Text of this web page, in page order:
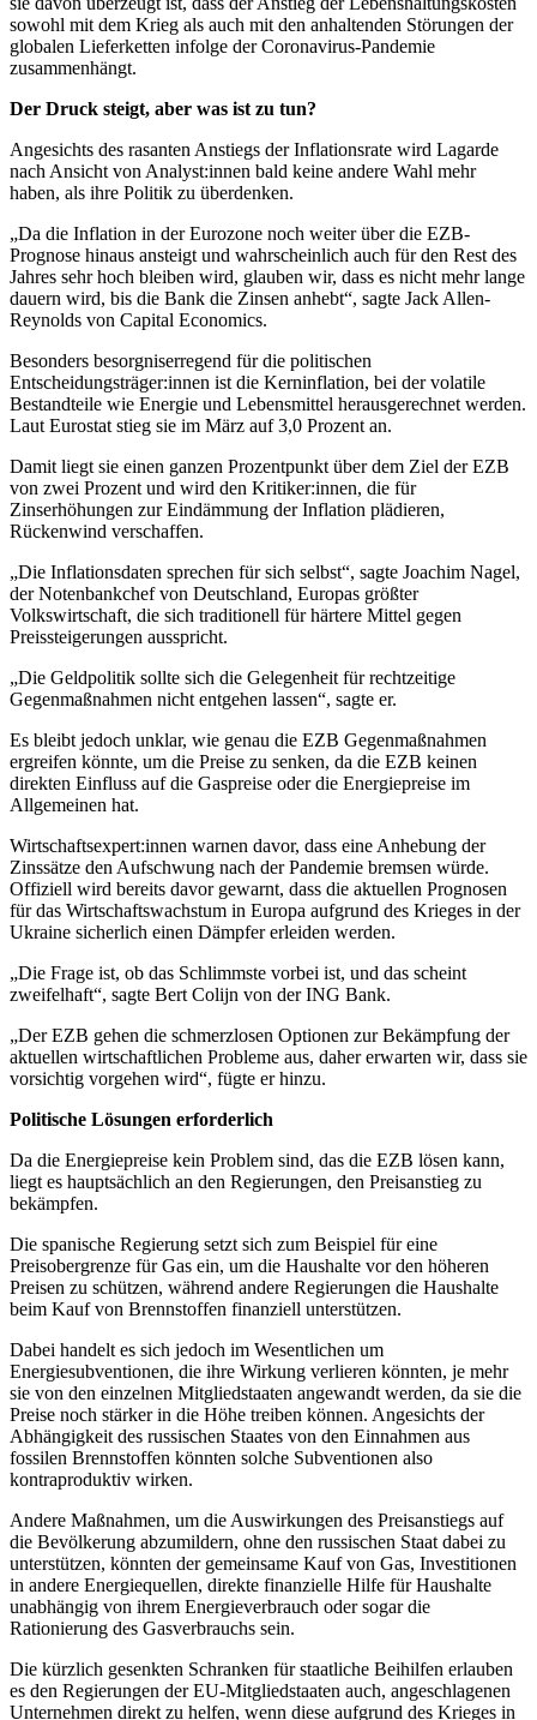
sowohl mit dem Krieg als auch mit den anhaltenden Störungen der
globalen Lieferketten infolge der Coronavirus-Pandemie
zusammenhängt.
Der Druck steigt, aber was ist zu tun?
Angesichts des rasanten Anstiegs der Inflationsrate wird Lagarde
nach Ansicht von Analyst:innen bald keine andere Wahl mehr
haben, als ihre Politik zu überdenken.
„Da die Inflation in der Eurozone noch weiter über die EZB-
Prognose hinaus ansteigt und wahrscheinlich auch für den Rest des
Jahres sehr hoch bleiben wird, glauben wir, dass es nicht mehr lange
dauern wird, bis die Bank die Zinsen anhebt“, sagte Jack Allen-
Reynolds von Capital Economics.
Besonders besorgniserregend für die politischen
Entscheidungsträger:innen ist die Kerninflation, bei der volatile
Bestandteile wie Energie und Lebensmittel herausgerechnet werden.
Laut Eurostat stieg sie im März auf 3,0 Prozent an.
Damit liegt sie einen ganzen Prozentpunkt über dem Ziel der EZB
von zwei Prozent und wird den Kritiker:innen, die für
Zinserhöhungen zur Eindämmung der Inflation plädieren,
Rückenwind verschaffen.
„Die Inflationsdaten sprechen für sich selbst“, sagte Joachim Nagel,
der Notenbankchef von Deutschland, Europas größter
Volkswirtschaft, die sich traditionell für härtere Mittel gegen
Preissteigerungen ausspricht.
„Die Geldpolitik sollte sich die Gelegenheit für rechtzeitige
Gegenmaßnahmen nicht entgehen lassen“, sagte er.
Es bleibt jedoch unklar, wie genau die EZB Gegenmaßnahmen
ergreifen könnte, um die Preise zu senken, da die EZB keinen
direkten Einfluss auf die Gaspreise oder die Energiepreise im
Allgemeinen hat.
Wirtschaftsexpert:innen warnen davor, dass eine Anhebung der
Zinssätze den Aufschwung nach der Pandemie bremsen würde.
Offiziell wird bereits davor gewarnt, dass die aktuellen Prognosen
für das Wirtschaftswachstum in Europa aufgrund des Krieges in der
Ukraine sicherlich einen Dämpfer erleiden werden.
„Die Frage ist, ob das Schlimmste vorbei ist, und das scheint
zweifelhaft“, sagte Bert Colijn von der ING Bank.
„Der EZB gehen die schmerzlosen Optionen zur Bekämpfung der
aktuellen wirtschaftlichen Probleme aus, daher erwarten wir, dass sie
vorsichtig vorgehen wird“, fügte er hinzu.
Politische Lösungen erforderlich
Da die Energiepreise kein Problem sind, das die EZB lösen kann,
liegt es hauptsächlich an den Regierungen, den Preisanstieg zu
bekämpfen.
Die spanische Regierung setzt sich zum Beispiel für eine
Preisobergrenze für Gas ein, um die Haushalte vor den höheren
Preisen zu schützen, während andere Regierungen die Haushalte
beim Kauf von Brennstoffen finanziell unterstützen.
Dabei handelt es sich jedoch im Wesentlichen um
Energiesubventionen, die ihre Wirkung verlieren könnten, je mehr
sie von den einzelnen Mitgliedstaaten angewandt werden, da sie die
Preise noch stärker in die Höhe treiben können. Angesichts der
Abhängigkeit des russischen Staates von den Einnahmen aus
fossilen Brennstoffen könnten solche Subventionen also
kontraproduktiv wirken.
Andere Maßnahmen, um die Auswirkungen des Preisanstiegs auf
die Bevölkerung abzumildern, ohne den russischen Staat dabei zu
unterstützen, könnten der gemeinsame Kauf von Gas, Investitionen
in andere Energiequellen, direkte finanzielle Hilfe für Haushalte
unabhängig von ihrem Energieverbrauch oder sogar die
Rationierung des Gasverbrauchs sein.
Die kürzlich gesenkten Schranken für staatliche Beihilfen erlauben
es den Regierungen der EU-Mitgliedstaaten auch, angeschlagenen
Unternehmen direkt zu helfen, wenn diese aufgrund des Krieges in